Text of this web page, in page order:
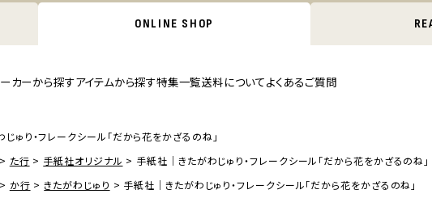
ONLINE SHOP
カーから探すアイテムから探す特集一覧送料についてよくあるご質問
ゅり・フレークシール「だから花をかざるのね」
た行 手紙社オリジナル
手紙社｜きたがわじゅり・フレークシール「だから花をかざるのね」
か行 きたがわじゅり
手紙社｜きたがわじゅり・フレークシール「だから花をかざるのね」